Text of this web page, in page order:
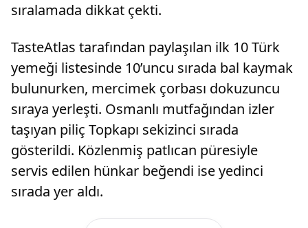
sıralamada dikkat çekti.
TasteAtlas tarafından paylaşılan ilk 10 Türk
yemeği listesinde 10’uncu sırada bal kaymak
bulunurken, mercimek çorbası dokuzuncu
sıraya yerleşti. Osmanlı mutfağından izler
taşıyan piliç Topkapı sekizinci sırada
gösterildi. Közlenmiş patlıcan püresiyle
servis edilen hünkar beğendi ise yedinci
sırada yer aldı.